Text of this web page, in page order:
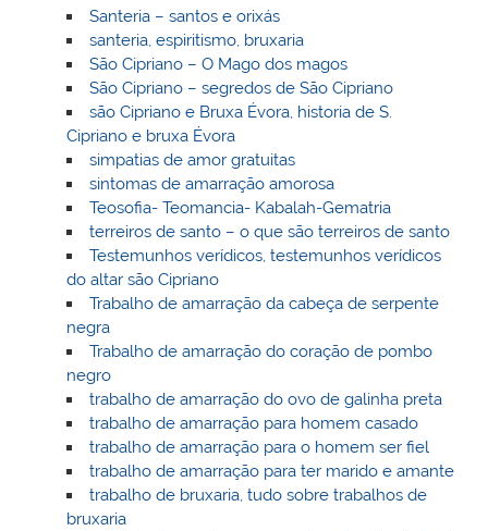
Santeria – santos e orixás
santeria, espiritismo, bruxaria
São Cipriano – O Mago dos magos
São Cipriano – segredos de São Cipriano
são Cipriano e Bruxa Évora, historia de S.
Cipriano e bruxa Évora
simpatias de amor gratuitas
sintomas de amarração amorosa
Teosofia- Teomancia- Kabalah-Gematria
terreiros de santo – o que são terreiros de santo
Testemunhos verídicos, testemunhos verídicos
do altar são Cipriano
Trabalho de amarração da cabeça de serpente
negra
Trabalho de amarração do coração de pombo
negro
trabalho de amarração do ovo de galinha preta
trabalho de amarração para homem casado
trabalho de amarração para o homem ser fiel
trabalho de amarração para ter marido e amante
trabalho de bruxaria, tudo sobre trabalhos de
bruxaria